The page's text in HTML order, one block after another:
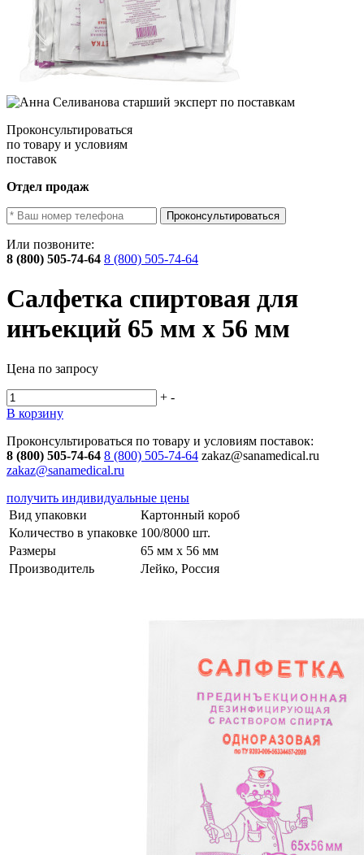
Проконсультироваться
по товару и условиям
поставок
Отдел продаж
Проконсультироваться
Или позвоните:
8 (800) 505-74-64 8 (800) 505-74-64
Салфетка спиртовая для
инъекций 65 мм х 56 мм
Цена по запросу
+ -
В корзину
Проконсультироваться по товару и условиям поставок:
8 (800) 505-74-64 8 (800) 505-74-64 zakaz@sanamedical.ru
zakaz@sanamedical.ru
получить индивидуальные цены
Вид упаковки
Картонный короб
Количество в упаковке 100/8000 шт.
Размеры
65 мм х 56 мм
Производитель
Лейко, Россия